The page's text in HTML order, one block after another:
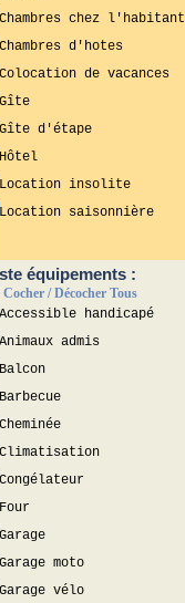
chez l'habitant
d'hotes
de vacances
d'étape
insolite
saisonnière
équipements :
Cocher / Décocher Tous
handicapé
admis
moto
vélo